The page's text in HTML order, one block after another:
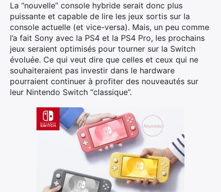
La “nouvelle” console hybride serait donc plus
puissante et capable de lire les jeux sortis sur la
console actuelle (et vice-versa). Mais, un peu comme
l’a fait Sony avec la PS4 et la PS4 Pro, les prochains
jeux seraient optimisés pour tourner sur la Switch
évoluée. Ce qui veut dire que celles et ceux qui ne
souhaiteraient pas investir dans le hardware
pourraient continuer à profiter des nouveautés sur
leur Nintendo Switch “classique”.